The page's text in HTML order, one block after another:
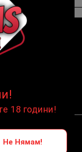
и накрайници
/ Джезвета /
18 години!
Не Нямам!